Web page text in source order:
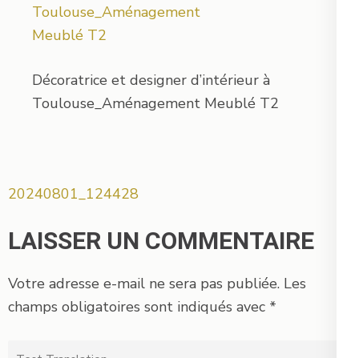
Décoratrice et designer d’intérieur à
Toulouse_Aménagement Meublé T2
Navigation
l’article
20240801_124428
LAISSER UN COMMENTAIRE
Votre adresse e-mail ne sera pas publiée. Les
champs obligatoires sont indiqués avec *
Test